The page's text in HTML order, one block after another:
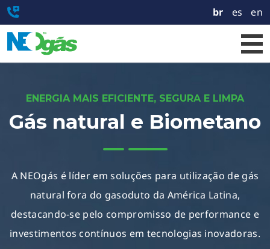
br es en
ENERGIA MAIS EFICIENTE, SEGURA E LIMPA
Gás natural e Biometano
A NEOgás é líder em soluções para utilização de gás
natural fora do gasoduto da América Latina,
destacando-se pelo compromisso de performance e
investimentos contínuos em tecnologias inovadoras.